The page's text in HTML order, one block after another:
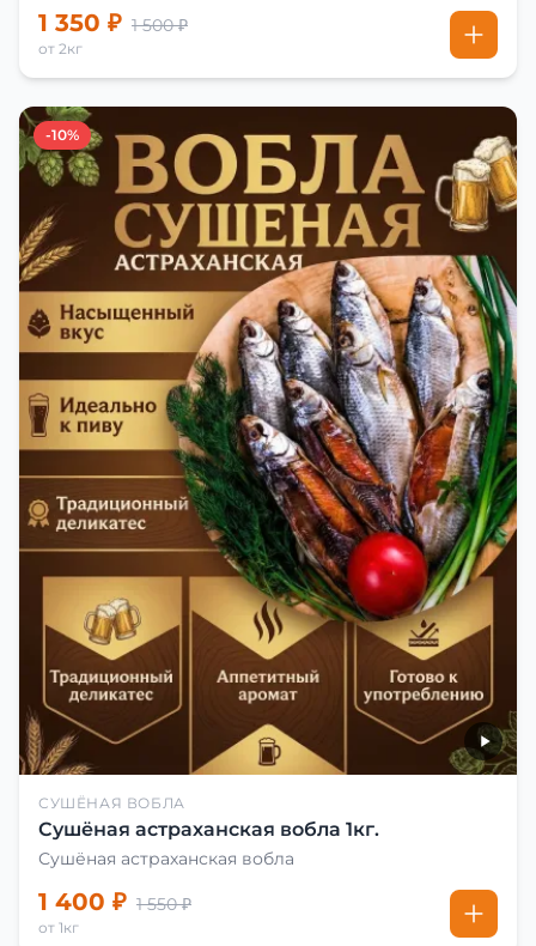
1 350 ₽ 1 500 ₽
от 2кг
-10%
СУШЁНАЯ ВОБЛА
Сушёная астраханская вобла 1кг.
Сушёная астраханская вобла
1 400 ₽ 1 550 ₽
от 1кг